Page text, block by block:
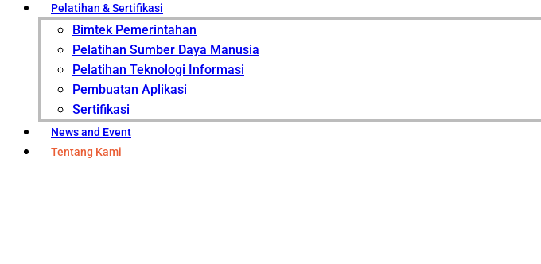
Pelatihan & Sertifikasi
Bimtek Pemerintahan
Pelatihan Sumber Daya Manusia
Pelatihan Teknologi Informasi
Pembuatan Aplikasi
Sertifikasi
News and Event
Tentang Kami